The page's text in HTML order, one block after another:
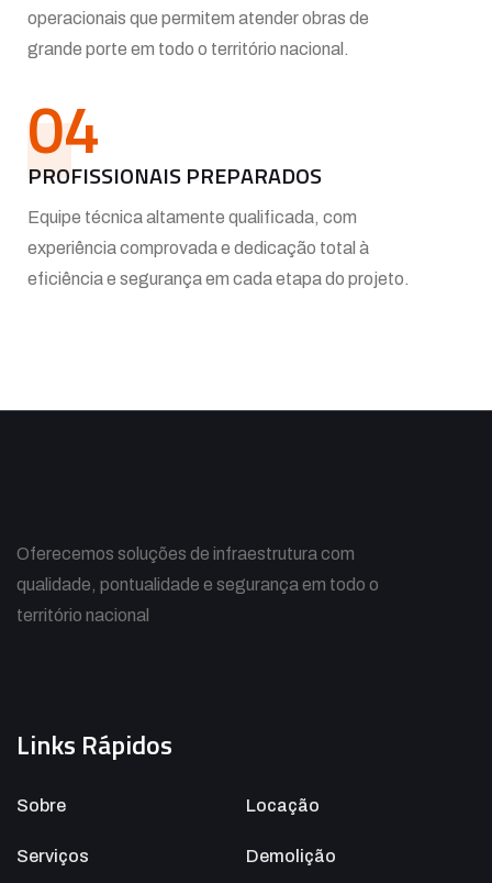
operacionais que permitem atender obras de
grande porte em todo o território nacional.
04
PROFISSIONAIS PREPARADOS
Equipe técnica altamente qualificada, com
experiência comprovada e dedicação total à
eficiência e segurança em cada etapa do projeto.
Oferecemos soluções de infraestrutura com
qualidade, pontualidade e segurança em todo o
território nacional
Links Rápidos
Sobre
Serviços
Locação
Demolição